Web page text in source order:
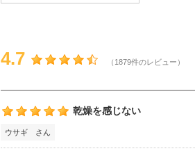
4.7 （1879件のレビュー）
乾燥を感じない
ウサギ さん